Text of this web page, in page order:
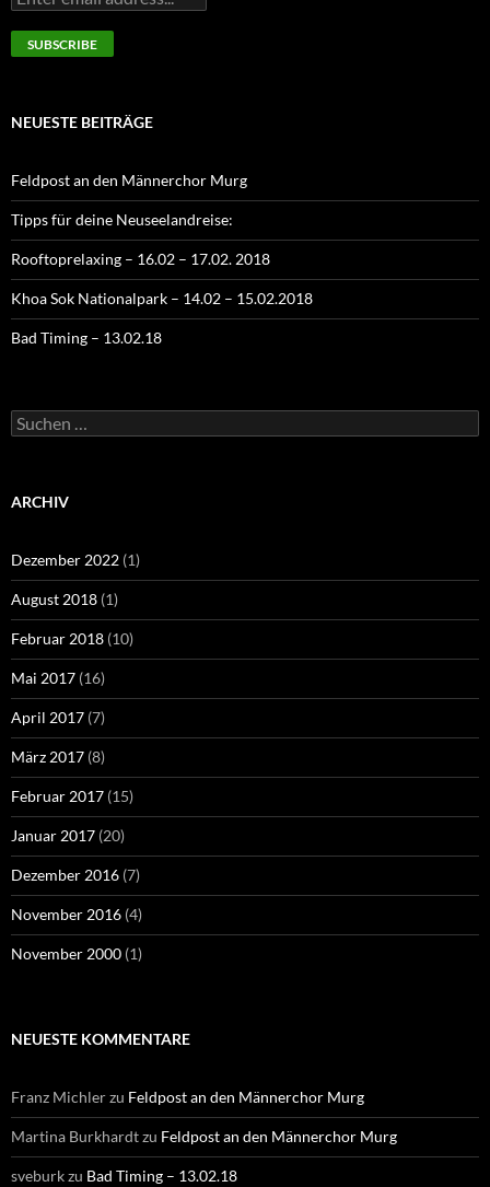
NEUESTE BEITRÄGE
Feldpost an den Männerchor Murg
Tipps für deine Neuseelandreise:
Rooftoprelaxing – 16.02 – 17.02. 2018
Khoa Sok Nationalpark – 14.02 – 15.02.2018
Bad Timing – 13.02.18
Suchen
nach:
ARCHIV
Dezember 2022 (1)
August 2018 (1)
Februar 2018 (10)
Mai 2017 (16)
April 2017 (7)
März 2017 (8)
Februar 2017 (15)
Januar 2017 (20)
Dezember 2016 (7)
November 2016 (4)
November 2000 (1)
NEUESTE KOMMENTARE
Franz Michlerzu Feldpost an den Männerchor Murg
Martina Burkhardtzu Feldpost an den Männerchor Murg
sveburkzu Bad Timing – 13.02.18